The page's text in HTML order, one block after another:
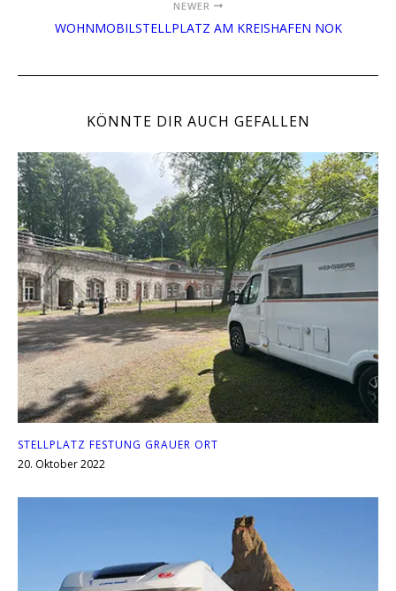
NEWER
WOHNMOBILSTELLPLATZ AM KREISHAFEN NOK
KÖNNTE DIR AUCH GEFALLEN
STELLPLATZ FESTUNG GRAUER ORT
20. Oktober 2022